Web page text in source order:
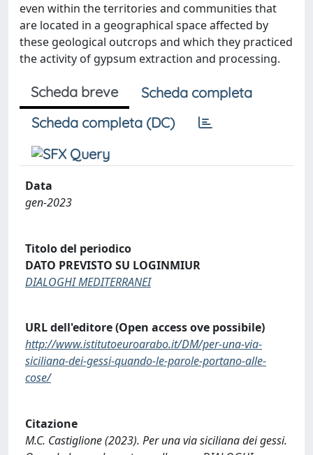
even within the territories and communities that
are located in a geographical space affected by
these geological outcrops and which they practiced
the activity of gypsum extraction and processing.
Scheda breve
Scheda completa
Scheda completa (DC)
Data
gen-2023
Titolo del periodico
DATO PREVISTO SU LOGINMIUR
DIALOGHI MEDITERRANEI
URL dell'editore (Open access ove possibile)
http://www.istitutoeuroarabo.it/DM/per-una-via-
siciliana-dei-gessi-quando-le-parole-portano-alle-
cose/
Citazione
M.C. Castiglione (2023). Per una via siciliana dei gessi.